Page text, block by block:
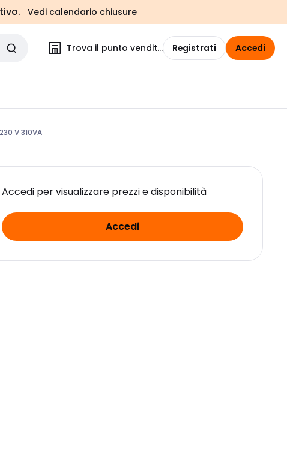
Vedi calendario chiusure
Trova il punto vendita Registrati Accedi
V 310VA
Accedi per visualizzare prezzi e disponibilità
Accedi